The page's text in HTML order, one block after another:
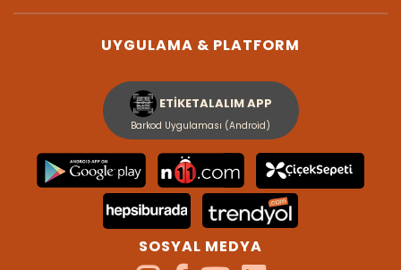
UYGULAMA & PLATFORM
ETİKETALALIM APP
Barkod Uygulaması (Android)
SOSYAL MEDYA